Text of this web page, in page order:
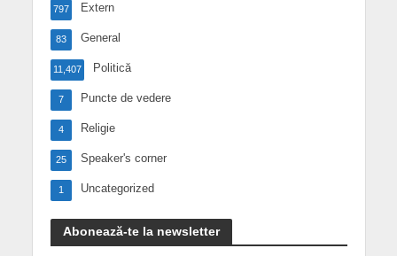
Extern
797
General
83
Politică
11,407
Puncte de vedere
7
Religie
4
Speaker's corner
25
Uncategorized
1
Abonează-te la newsletter